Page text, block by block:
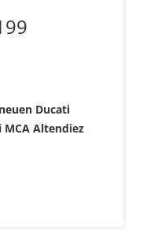
Ducati
Altendiez